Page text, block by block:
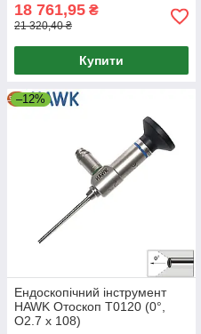
18 761,95 ₴
21 320,40 ₴
Купити
–12%
Ендоскопічний інструмент
HAWK Отоскоп T0120 (0°,
O2.7 x 108)